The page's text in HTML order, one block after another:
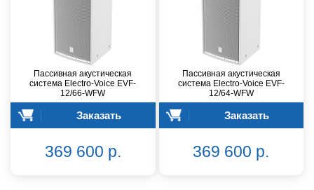
Пассивная акустическая
система Electro-Voice EVF-
12/66-WFW
Заказать
369 600 р.
Пассивная акустическая
система Electro-Voice EVF-
12/64-WFW
Заказать
369 600 р.